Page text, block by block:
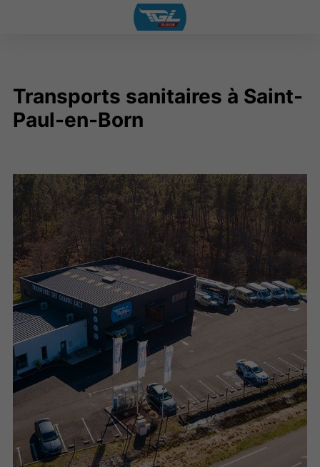
Transports sanitaires à Saint-
Paul-en-Born